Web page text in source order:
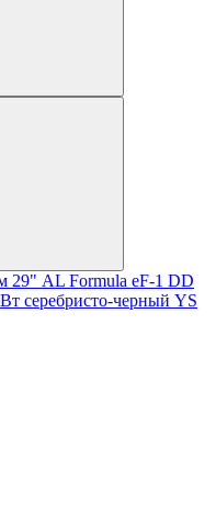
29" AL Formula eF-1 DD
серебристо-черный YS